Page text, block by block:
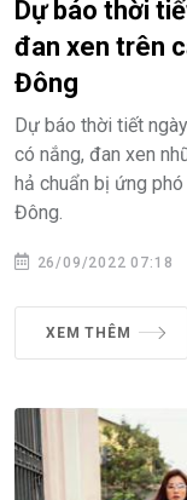
Dự báo thời
đan xen trên
Đông
Dự báo thời tiết
có nắng, đan xen
hả chuẩn bị ứng
Đông.
26/09/2022 07:18
XEM THÊM